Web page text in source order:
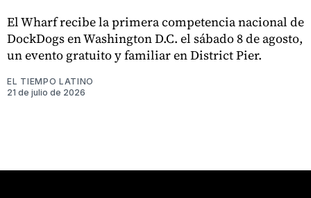
El Wharf recibe la primera competencia nacional de
DockDogs en Washington D.C. el sábado 8 de agosto,
un evento gratuito y familiar en District Pier.
EL TIEMPO LATINO
21 de julio de 2026